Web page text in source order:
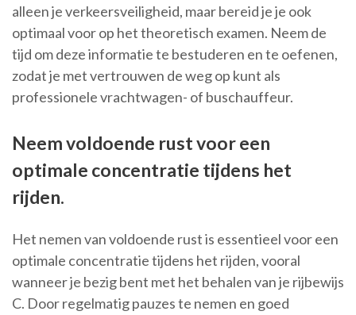
alleen je verkeersveiligheid, maar bereid je je ook
optimaal voor op het theoretisch examen. Neem de
tijd om deze informatie te bestuderen en te oefenen,
zodat je met vertrouwen de weg op kunt als
professionele vrachtwagen- of buschauffeur.
Neem voldoende rust voor een
optimale concentratie tijdens het
rijden.
Het nemen van voldoende rust is essentieel voor een
optimale concentratie tijdens het rijden, vooral
wanneer je bezig bent met het behalen van je rijbewijs
C. Door regelmatig pauzes te nemen en goed